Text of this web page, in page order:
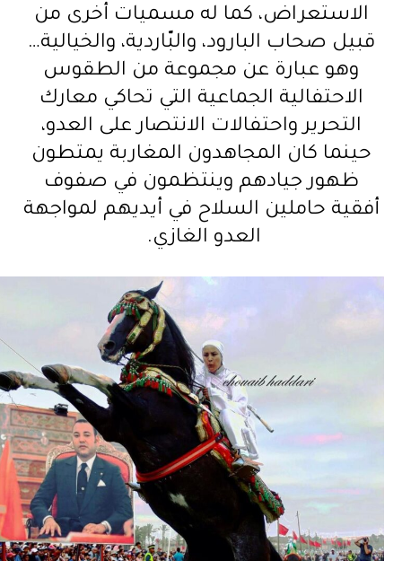
الاستعراض، كما له مسميات أخرى من
قبيل صحاب البارود، والبّاردية، والخيالية…
وهو عبارة عن مجموعة من الطقوس
الاحتفالية الجماعية التي تحاكي معارك
التحرير واحتفالات الانتصار على العدو،
حينما كان المجاهدون المغاربة يمتطون
ظهور جيادهم وينتظمون في صفوف
أفقية حاملين السلاح في أيديهم لمواجهة
العدو الغازي.